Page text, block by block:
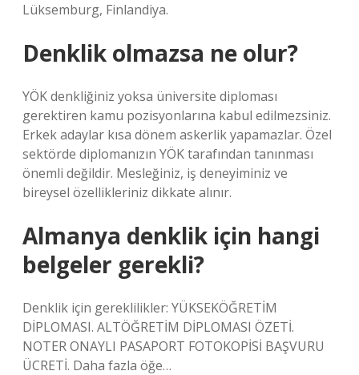
Lüksemburg, Finlandiya.
Denklik olmazsa ne olur?
YÖK denkliğiniz yoksa üniversite diploması
gerektiren kamu pozisyonlarına kabul edilmezsiniz.
Erkek adaylar kısa dönem askerlik yapamazlar. Özel
sektörde diplomanızın YÖK tarafından tanınması
önemli değildir. Mesleğiniz, iş deneyiminiz ve
bireysel özellikleriniz dikkate alınır.
Almanya denklik için hangi
belgeler gerekli?
Denklik için gereklilikler: YÜKSEKÖĞRETİM
DİPLOMASI. ALTÖĞRETİM DİPLOMASI ÖZETİ.
NOTER ONAYLI PASAPORT FOTOKOPİSİ BAŞVURU
ÜCRETİ. Daha fazla öğe…